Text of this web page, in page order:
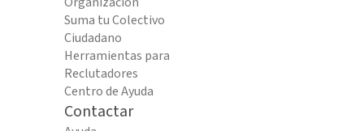
Suma tu Colectivo
Ciudadano
Herramientas para
Reclutadores
Centro de Ayuda
Contactar